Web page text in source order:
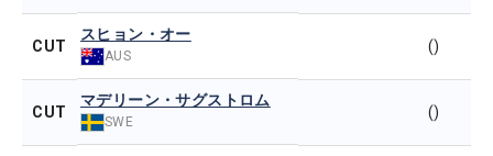
CUT
スヒョン・オー
AUS
()
CUT
マデリーン・サグストロム
SWE
()